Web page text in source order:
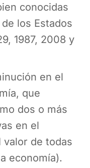
conocidas
los Estados
1987, 2008 y
en el
que
dos o más
en el
de todas
economía).